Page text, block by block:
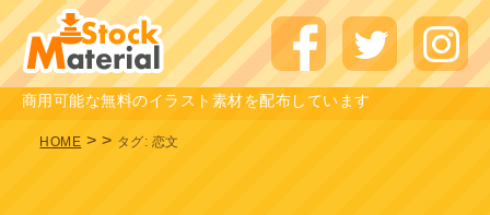
商用可能な無料のイラスト素材を配布しています
HOME > > タグ: 恋文